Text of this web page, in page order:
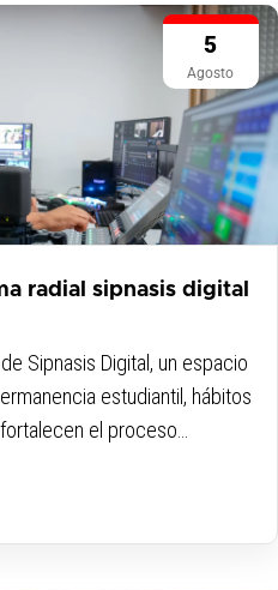
5
Agosto
radial sipnasis digital
Sipnasis Digital, un espacio
estudiantil, hábitos
el proceso